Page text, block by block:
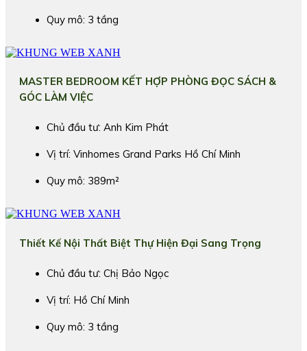
Quy mô: 3 tầng
MASTER BEDROOM KẾT HỢP PHÒNG ĐỌC SÁCH &
GÓC LÀM VIỆC
Chủ đầu tư: Anh Kim Phát
Vị trí: Vinhomes Grand Parks Hồ Chí Minh
Quy mô: 389m²
Thiết Kế Nội Thất Biệt Thự Hiện Đại Sang Trọng
Chủ đầu tư: Chị Bảo Ngọc
Vị trí: Hồ Chí Minh
Quy mô: 3 tầng